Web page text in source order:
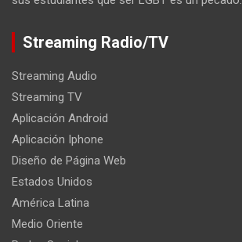
Streaming Radio/TV
Streaming Audio
Streaming TV
Aplicación Android
Aplicación Iphone
Diseño de Página Web
Estados Unidos
América Latina
Medio Oriente